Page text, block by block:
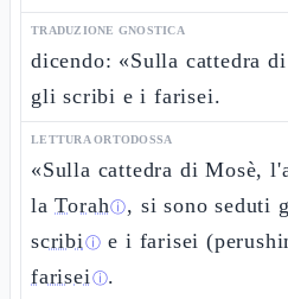
TRADUZIONE GNOSTICA
dicendo: «Sulla cattedra
gli scribi e i farisei.
LETTURA ORTODOSSA
«Sulla cattedra di Mosè,
laTorahⓘ, si sono seduti
scribiⓘ e i farisei
fariseiⓘ.